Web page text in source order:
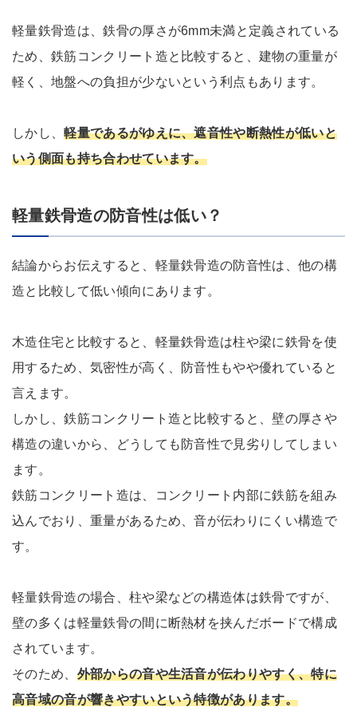
軽量鉄骨造は、鉄骨の厚さが6mm未満と定義されている
ため、鉄筋コンクリート造と比較すると、建物の重量が
軽く、地盤への負担が少ないという利点もあります。
しかし、軽量であるがゆえに、遮音性や断熱性が低いと
いう側面も持ち合わせています。
軽量鉄骨造の防音性は低い？
結論からお伝えすると、軽量鉄骨造の防音性は、他の構
造と比較して低い傾向にあります。
木造住宅と比較すると、軽量鉄骨造は柱や梁に鉄骨を使
用するため、気密性が高く、防音性もやや優れていると
言えます。
しかし、鉄筋コンクリート造と比較すると、壁の厚さや
構造の違いから、どうしても防音性で見劣りしてしまい
ます。
鉄筋コンクリート造は、コンクリート内部に鉄筋を組み
込んでおり、重量があるため、音が伝わりにくい構造で
す。
軽量鉄骨造の場合、柱や梁などの構造体は鉄骨ですが、
壁の多くは軽量鉄骨の間に断熱材を挟んだボードで構成
されています。
そのため、 外部からの音や生活音が伝わりやすく、特に
高音域の音が響きやすいという特徴があります。